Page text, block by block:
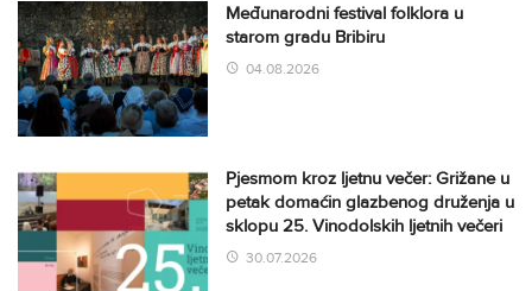
Međunarodni festival folklora u
starom gradu Bribiru
04.08.2026
Pjesmom kroz ljetnu večer: Grižane u
petak domaćin glazbenog druženja u
sklopu 25. Vinodolskih ljetnih večeri
30.07.2026